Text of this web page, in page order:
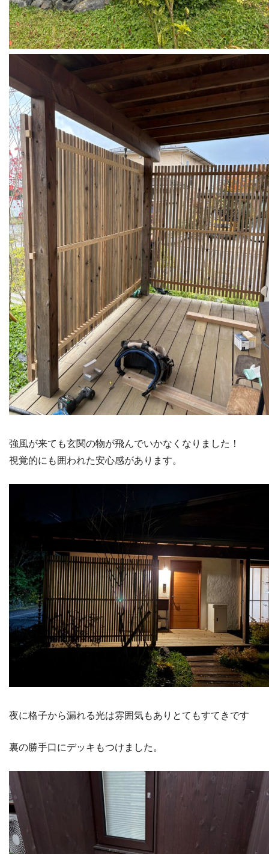
強風が来ても玄関の物が飛んでいかなくなりました！
視覚的にも囲われた安心感があります。
夜に格子から漏れる光は雰囲気もありとてもすてきです
裏の勝手口にデッキもつけました。